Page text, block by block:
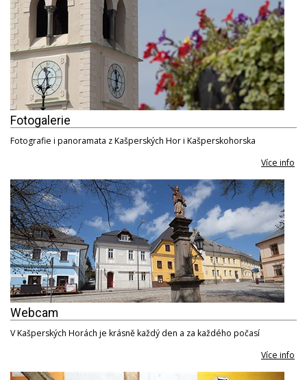
Fotogalerie
Fotografie i panoramata z Kašperských Hor i Kašperskohorska
Více info
Webcam
V Kašperských Horách je krásně každý den a za každého počasí
Více info